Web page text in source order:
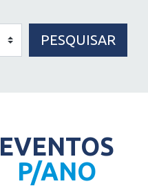
PESQUISAR
EVENTOS
P/ANO